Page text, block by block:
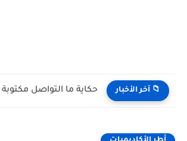
📁 آخر الأخبار حكاية ما التواصل مكتوبة PDF